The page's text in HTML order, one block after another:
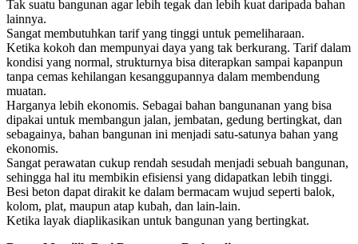
Tak suatu bangunan agar lebih tegak dan lebih kuat daripada bahan
lainnya.
Sangat membutuhkan tarif yang tinggi untuk pemeliharaan.
Ketika kokoh dan mempunyai daya yang tak berkurang. Tarif dalam
kondisi yang normal, strukturnya bisa diterapkan sampai kapanpun
tanpa cemas kehilangan kesanggupannya dalam membendung
muatan.
Harganya lebih ekonomis. Sebagai bahan bangunanan yang bisa
dipakai untuk membangun jalan, jembatan, gedung bertingkat, dan
sebagainya, bahan bangunan ini menjadi satu-satunya bahan yang
ekonomis.
Sangat perawatan cukup rendah sesudah menjadi sebuah bangunan,
sehingga hal itu membikin efisiensi yang didapatkan lebih tinggi.
Besi beton dapat dirakit ke dalam bermacam wujud seperti balok,
kolom, plat, maupun atap kubah, dan lain-lain.
Ketika layak diaplikasikan untuk bangunan yang bertingkat.